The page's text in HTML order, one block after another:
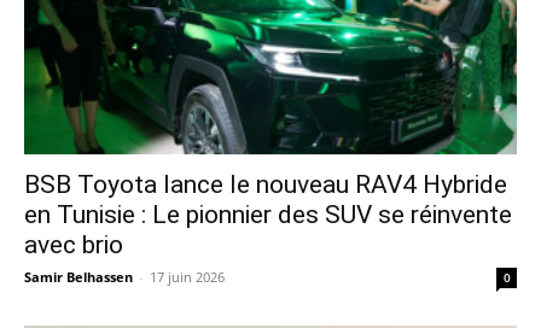
​BSB Toyota lance le nouveau RAV4 Hybride
en Tunisie : Le pionnier des SUV se réinvente
avec brio
Samir Belhassen - 17 juin 2026 0